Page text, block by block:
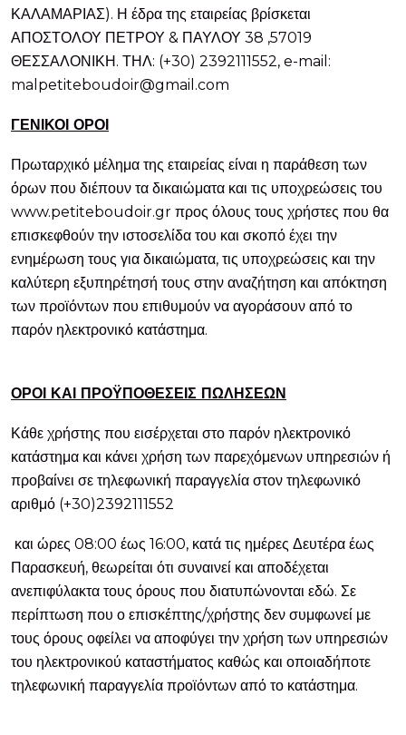
ΚΑΛΑΜΑΡΙΑΣ). Η έδρα της εταιρείας βρίσκεται
ΑΠΟΣΤΟΛΟΥ ΠΕΤΡΟΥ & ΠΑΥΛΟΥ 38 ,57019
ΘΕΣΣΑΛΟΝΙΚΗ. ΤΗΛ: (+30) 2392111552, e-mail:
malpetiteboudoir@gmail.com
ΓΕΝΙΚΟΙ ΟΡΟΙ
Πρωταρχικό μέλημα της εταιρείας είναι η παράθεση των
όρων που διέπουν τα δικαιώματα και τις υποχρεώσεις του
www.petiteboudoir.gr προς όλους τους χρήστες που θα
επισκεφθούν την ιστοσελίδα του και σκοπό έχει την
ενημέρωση τους για δικαιώματα, τις υποχρεώσεις και την
καλύτερη εξυπηρέτησή τους στην αναζήτηση και απόκτηση
των προϊόντων που επιθυμούν να αγοράσουν από το
παρόν ηλεκτρονικό κατάστημα.
ΟΡΟΙ ΚΑΙ ΠΡΟΫΠΟΘΕΣΕΙΣ ΠΩΛΗΣΕΩΝ
Κάθε χρήστης που εισέρχεται στο παρόν ηλεκτρονικό
κατάστημα και κάνει χρήση των παρεχόμενων υπηρεσιών ή
προβαίνει σε τηλεφωνική παραγγελία στον τηλεφωνικό
αριθμό (+30)2392111552
και ώρες 08:00 έως 16:00, κατά τις ημέρες Δευτέρα έως
Παρασκευή, θεωρείται ότι συναινεί και αποδέχεται
ανεπιφύλακτα τους όρους που διατυπώνονται εδώ. Σε
περίπτωση που ο επισκέπτης/χρήστης δεν συμφωνεί με
τους όρους οφείλει να αποφύγει την χρήση των υπηρεσιών
του ηλεκτρονικού καταστήματος καθώς και οποιαδήποτε
τηλεφωνική παραγγελία προϊόντων από το κατάστημα.